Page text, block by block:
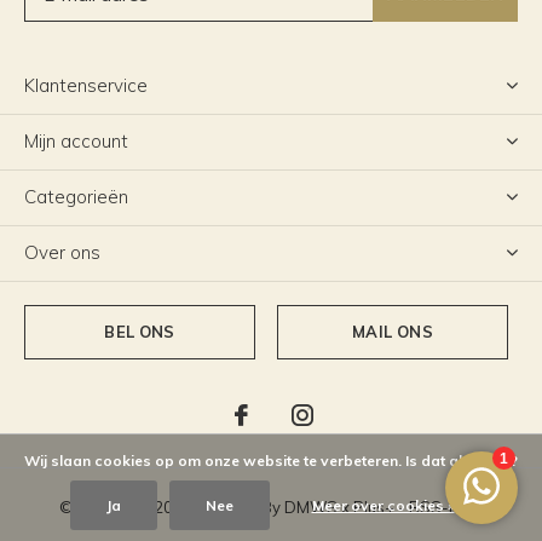
Klantenservice
Mijn account
Categorieën
Over ons
BEL ONS MAIL ONS
© Copyright 2026 - Theme By DMWSxPlus+-RSS-feed
Wij slaan cookies op om onze website te verbeteren. Is dat akkoord?
Ja Nee Meer over cookies »